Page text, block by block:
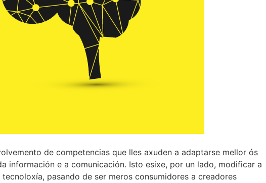
de competencias que lles axuden a adaptarse mellor ós
información e a comunicación. Isto esixe, por un lado, modificar a
pasando de ser meros consumidores a creadores